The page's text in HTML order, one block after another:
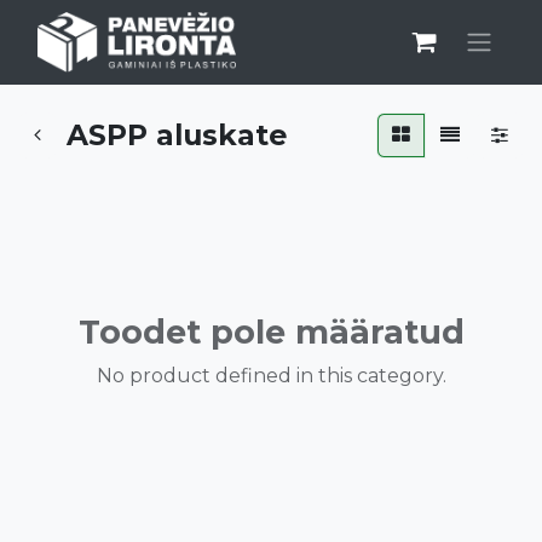
ASPP aluskate
Toodet pole määratud
No product defined in this category.